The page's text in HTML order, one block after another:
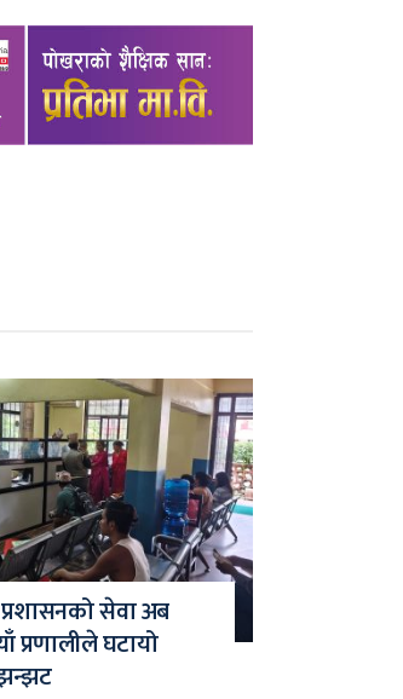
सेवा अब
प्रणालीले घटायो